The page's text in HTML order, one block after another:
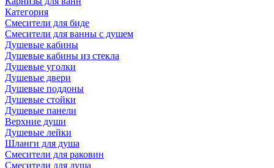
Категория
Смесители для биде
Смесители для ванны с душем
Душевые кабины
Душевые кабины из стекла
Душевые уголки
Душевые двери
Душевые поддоны
Душевые стойки
Душевые панели
Верхние души
Душевые лейки
Шланги для душа
Смесители для раковин
Смесители для душа